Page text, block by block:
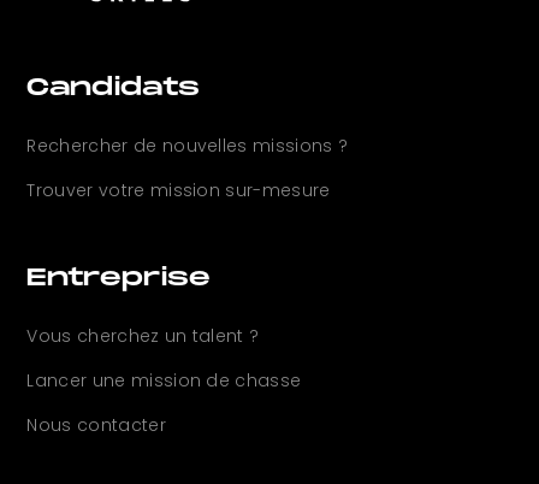
Candidats
Rechercher de nouvelles missions ?
Trouver votre mission sur-mesure
Entreprise
Vous cherchez un talent ?
Lancer une mission de chasse
Nous contacter